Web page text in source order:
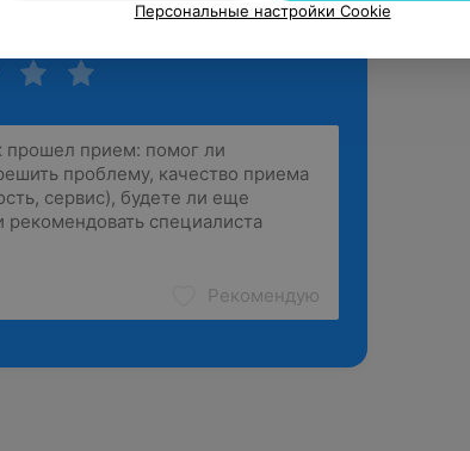
Рекомендую
Персональные настройки Cookie